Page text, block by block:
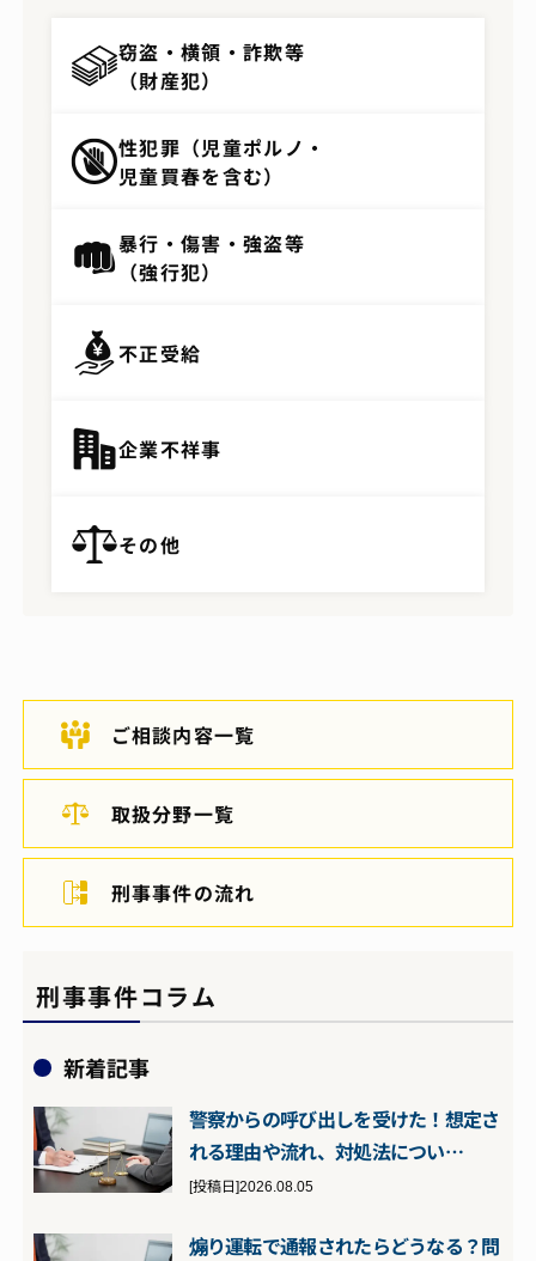
窃盗・横領・詐欺等
（財産犯）
性犯罪（児童ポルノ・
児童買春を含む）
暴行・傷害・強盗等
（強行犯）
不正受給
企業不祥事
その他
ご相談内容一覧
取扱分野一覧
刑事事件の流れ
刑事事件コラム
新着記事
警察からの呼び出しを受けた！想定さ
れる理由や流れ、対処法につい…
[投稿日]2026.08.05
煽り運転で通報されたらどうなる？問